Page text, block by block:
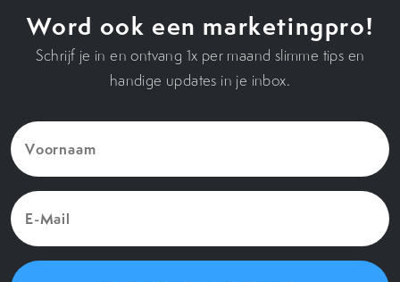
Word ook een marketingpro!
Schrijf je in en ontvang 1x per maand slimme tips en
handige updates in je inbox.
Voornaam
(Vereist)
E-
Mail
(Vereist)